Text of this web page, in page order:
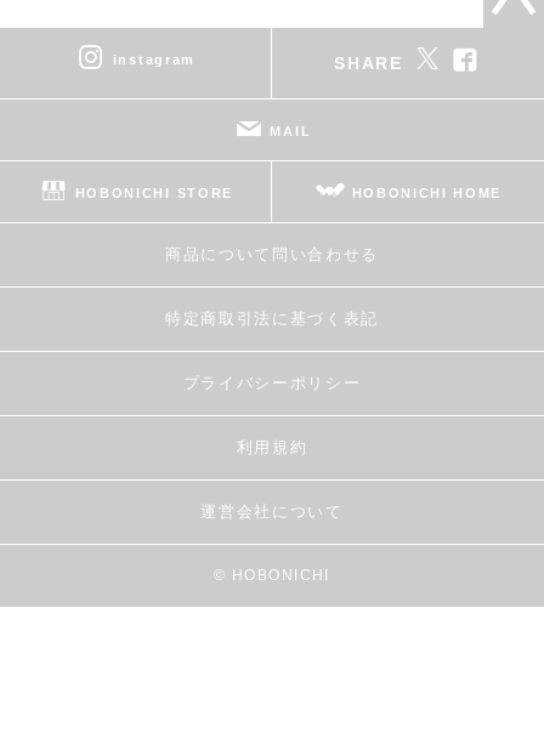
instagram SHARE
MAIL
HOBONICHI STORE HOBONICHI HOME
商品について問い合わせる
特定商取引法に基づく表記
プライバシーポリシー
利用規約
運営会社について
© HOBONICHI